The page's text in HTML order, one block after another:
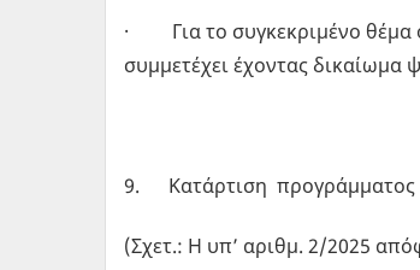
· Για το συγκεκριμένο θέμα
συμμετέχει έχοντας
9. Κατάρτιση προγράμματος
(Σχετ.: Η υπ’ αριθμ. 2/2025